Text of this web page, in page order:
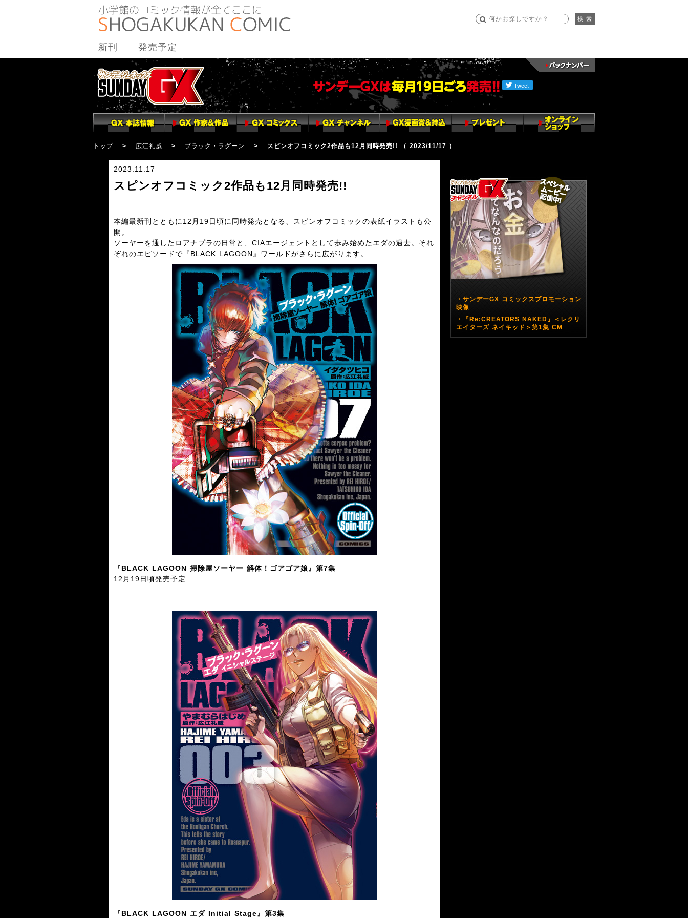
検 索
新刊 発売予定
トップ > 広江礼威 > ブラック・ラグーン > スピンオフコミック2作品も12月同時発売!! （ 2023/11/17 ）
2023.11.17
スピンオフコミック2作品も12月同時発売!!
本編最新刊とともに12月19日頃に同時発売となる、スピンオフコミックの表紙イラストも公
開。
ソーヤーを通したロアナプラの日常と、CIAエージェントとして歩み始めたエダの過去。それ
ぞれのエピソードで『BLACK LAGOON』ワールドがさらに広がります。
『BLACK LAGOON 掃除屋ソーヤー 解体！ゴアゴア娘』第7集
12月19日頃発売予定
『BLACK LAGOON エダ Initial Stage』第3集
・サンデーGX コミックスプロモーション
映像
・『Re:CREATORS NAKED』＜レクリ
エイターズ ネイキッド＞第1集 CM